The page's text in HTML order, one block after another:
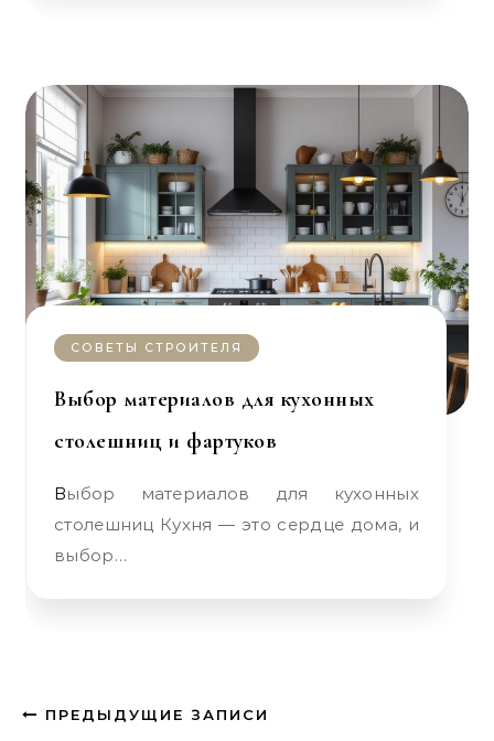
СОВЕТЫ СТРОИТЕЛЯ
Выбор материалов для кухонных
столешниц и фартуков
Выбор материалов для кухонных
столешниц Кухня — это сердце дома, и
выбор…
ПРЕДЫДУЩИЕ ЗАПИСИ